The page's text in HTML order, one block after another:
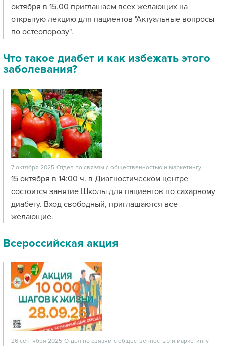
октября в 15.00 приглашаем всех желающих на
открытую лекцию для пациентов "Актуальные вопросы
по остеопорозу".
Что такое диабет и как избежать этого
заболевания?
7 октября 2025 Отдел по связям с общественностью и маркетингу
15 октября в 14:00 ч. в Диагностическом центре
состоится занятие Школы для пациентов по сахарному
диабету. Вход свободный, приглашаются все
желающие.
Всероссийская акция
26 сентября 2025 Отдел по связям с общественностью и маркетингу